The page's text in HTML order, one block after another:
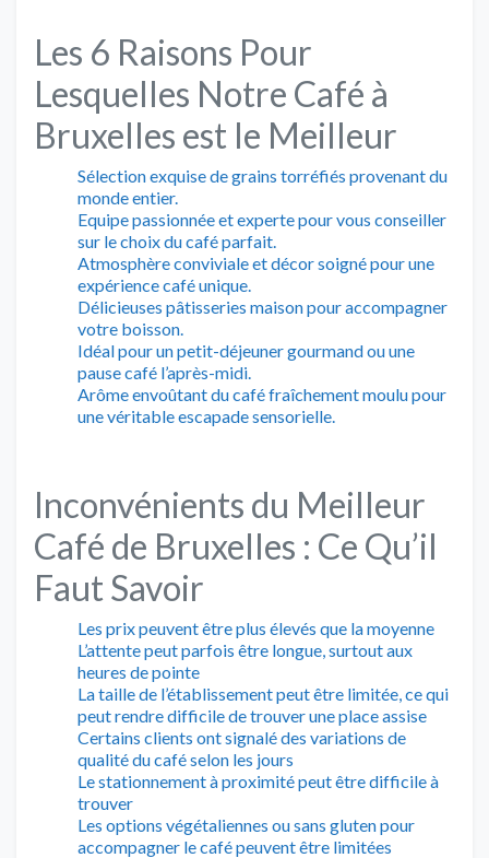
Les 6 Raisons Pour
Lesquelles Notre Café à
Bruxelles est le Meilleur
Sélection exquise de grains torréfiés provenant du
monde entier.
Equipe passionnée et experte pour vous conseiller
sur le choix du café parfait.
Atmosphère conviviale et décor soigné pour une
expérience café unique.
Délicieuses pâtisseries maison pour accompagner
votre boisson.
Idéal pour un petit-déjeuner gourmand ou une
pause café l’après-midi.
Arôme envoûtant du café fraîchement moulu pour
une véritable escapade sensorielle.
Inconvénients du Meilleur
Café de Bruxelles : Ce Qu’il
Faut Savoir
Les prix peuvent être plus élevés que la moyenne
L’attente peut parfois être longue, surtout aux
heures de pointe
La taille de l’établissement peut être limitée, ce qui
peut rendre difficile de trouver une place assise
Certains clients ont signalé des variations de
qualité du café selon les jours
Le stationnement à proximité peut être difficile à
trouver
Les options végétaliennes ou sans gluten pour
accompagner le café peuvent être limitées